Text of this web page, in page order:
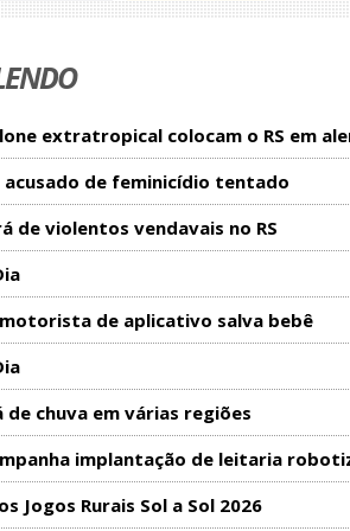
extratropical colocam o RS em
acusado de feminicídio tentado
de violentos vendavais no RS
motorista de aplicativo salva bebê
chuva em várias regiões
implantação de leitaria
Jogos Rurais Sol a Sol 2026